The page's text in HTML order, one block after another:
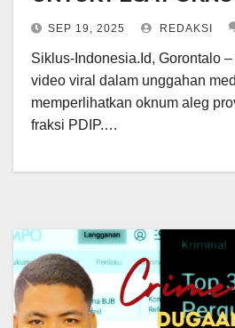
DPRD PROVINSI
SEP 19, 2025 REDAKSI
Siklus-Indonesia.Id, Gorontalo
video viral dalam unggahan
memperlihatkan oknum aleg
fraksi PDIP.…